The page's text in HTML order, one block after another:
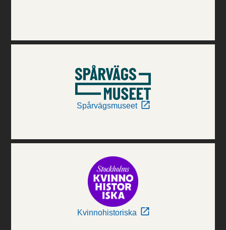
Spårvägsmuseet
Kvinnohistoriska